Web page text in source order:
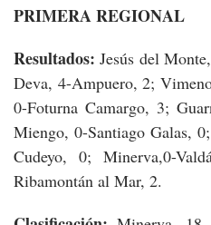
PRIMERA REGIONAL
Resultados:Jesús del
Deva, 4-Ampuero, 2;
0-Foturna Camargo, 3;
Miengo, 0-Santiago Galas,
Cudeyo, 0; Minerva,0-
Ribamontán al Mar, 2.